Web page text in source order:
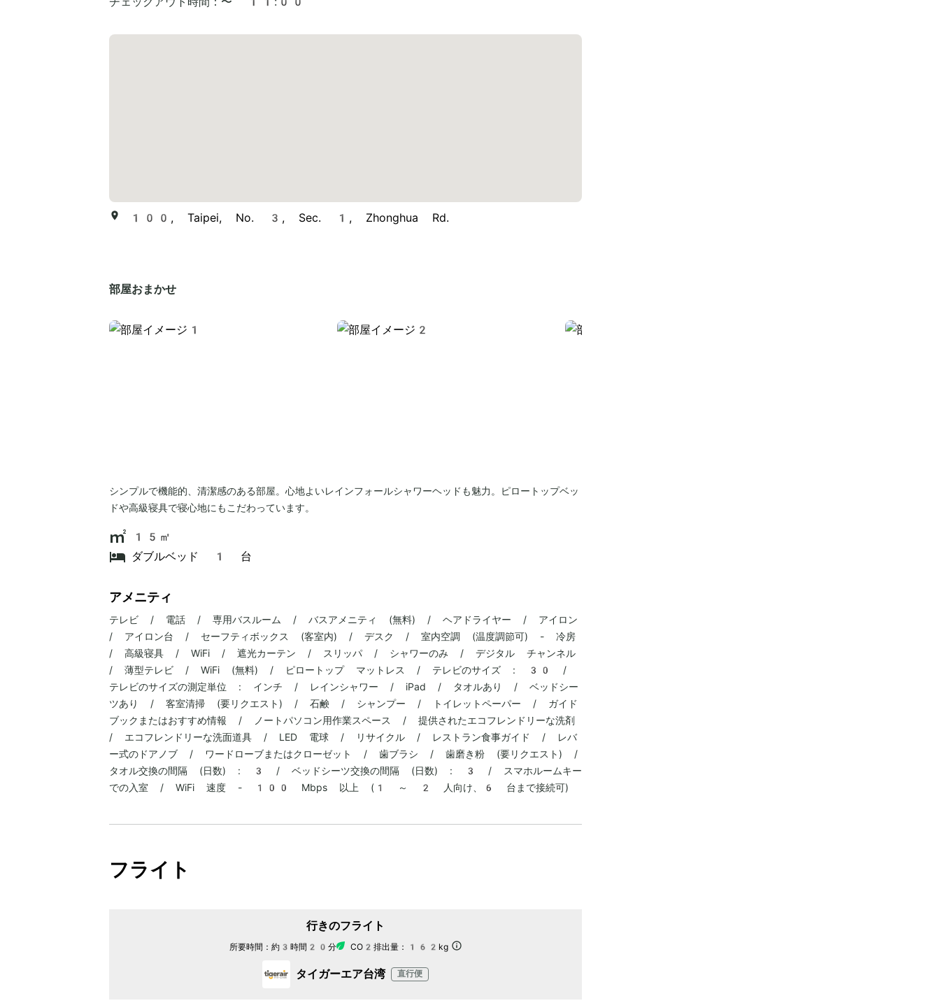
100, Taipei, No. 3, Sec. 1, Zhonghua Rd.
部屋おまかせ
シンプルで機能的、清潔感のある部屋。心地よいレインフォールシャワーヘッドも魅力。ピロートップベッ
ドや高級寝具で寝心地にもこだわっています。
15㎡
ダブルベッド 1 台
アメニティ
テレビ / 電話 / 専用バスルーム / バスアメニティ (無料) / ヘアドライヤー / アイロン
/ アイロン台 / セーフティボックス (客室内) / デスク / 室内空調 (温度調節可) - 冷房
/ 高級寝具 / WiFi / 遮光カーテン / スリッパ / シャワーのみ / デジタル チャンネル
/ 薄型テレビ / WiFi (無料) / ピロートップ マットレス / テレビのサイズ : 30 /
テレビのサイズの測定単位 : インチ / レインシャワー / iPad / タオルあり / ベッドシー
ツあり / 客室清掃 (要リクエスト) / 石鹸 / シャンプー / トイレットペーパー / ガイド
ブックまたはおすすめ情報 / ノートパソコン用作業スペース / 提供されたエコフレンドリーな洗剤
/ エコフレンドリーな洗面道具 / LED 電球 / リサイクル / レストラン食事ガイド / レバ
ー式のドアノブ / ワードローブまたはクローゼット / 歯ブラシ / 歯磨き粉 (要リクエスト) /
タオル交換の間隔 (日数) : 3 / ベッドシーツ交換の間隔 (日数) : 3 / スマホルームキー
での入室 / WiFi 速度 - 100 Mbps 以上 (1 ～ 2 人向け、6 台まで接続可)
フライト
行きのフライト
所要時間： 約3時間20分 CO2排出量： 162kg
タイガーエア台湾 直行便